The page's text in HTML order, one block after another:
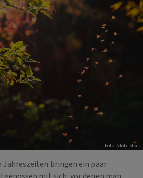
Foto: Adobe Stock
Jahreszeiten bringen ein paar